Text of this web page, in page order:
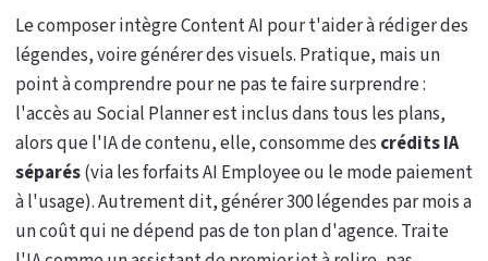
Le composer intègre Content AI pour t'aider à rédiger des
légendes, voire générer des visuels. Pratique, mais un
point à comprendre pour ne pas te faire surprendre :
l'accès au Social Planner est inclus dans tous les plans,
alors que l'IA de contenu, elle, consomme des crédits IA
séparés(via les forfaits AI Employee ou le mode paiement
à l'usage). Autrement dit, générer 300 légendes par mois a
un coût qui ne dépend pas de ton plan d'agence. Traite